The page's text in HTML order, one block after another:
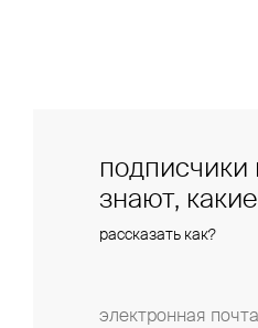
подписчики
знают,
рассказать как?